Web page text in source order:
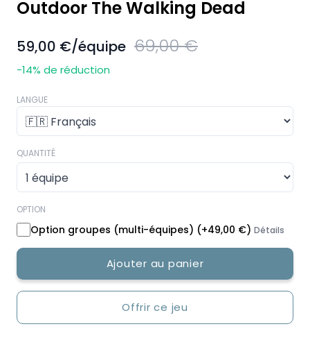
Outdoor The Walking Dead
59,00 €/équipe 69,00 €
-14% de réduction
LANGUE
QUANTITÉ
OPTION
Option groupes (multi-équipes) (+49,00 €) Détails
Ajouter au panier
Offrir ce jeu